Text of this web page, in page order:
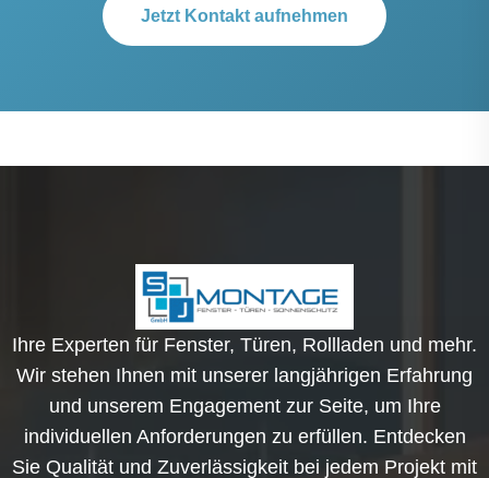
Jetzt Kontakt aufnehmen
Ihre Experten für Fenster, Türen, Rollladen und mehr.
Wir stehen Ihnen mit unserer langjährigen Erfahrung
und unserem Engagement zur Seite, um Ihre
individuellen Anforderungen zu erfüllen. Entdecken
Sie Qualität und Zuverlässigkeit bei jedem Projekt mit